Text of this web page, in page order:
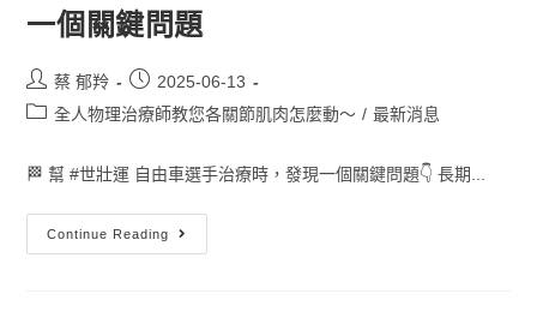
一個關鍵問題
蔡 郁羚
2025-06-13
全人物理治療師教您各關節肌肉怎麼動～ / 最新消息
🏁 幫 #世壯運 自由車選手治療時，發現一個關鍵問題👇 長期...
Continue Reading